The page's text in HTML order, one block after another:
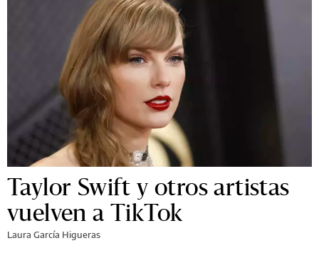
Taylor Swift y otros artistas
vuelven a TikTok
Laura García Higueras